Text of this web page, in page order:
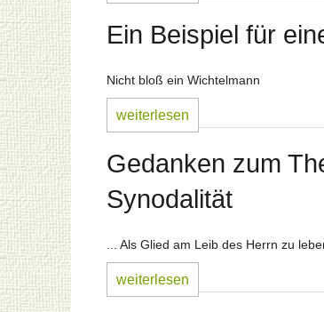
Ein Beispiel für
Nicht bloß ein Wichtelmann
weiterlesen
Gedanken zum
Synodalität
... Als Glied am Leib des Herrn zu
weiterlesen